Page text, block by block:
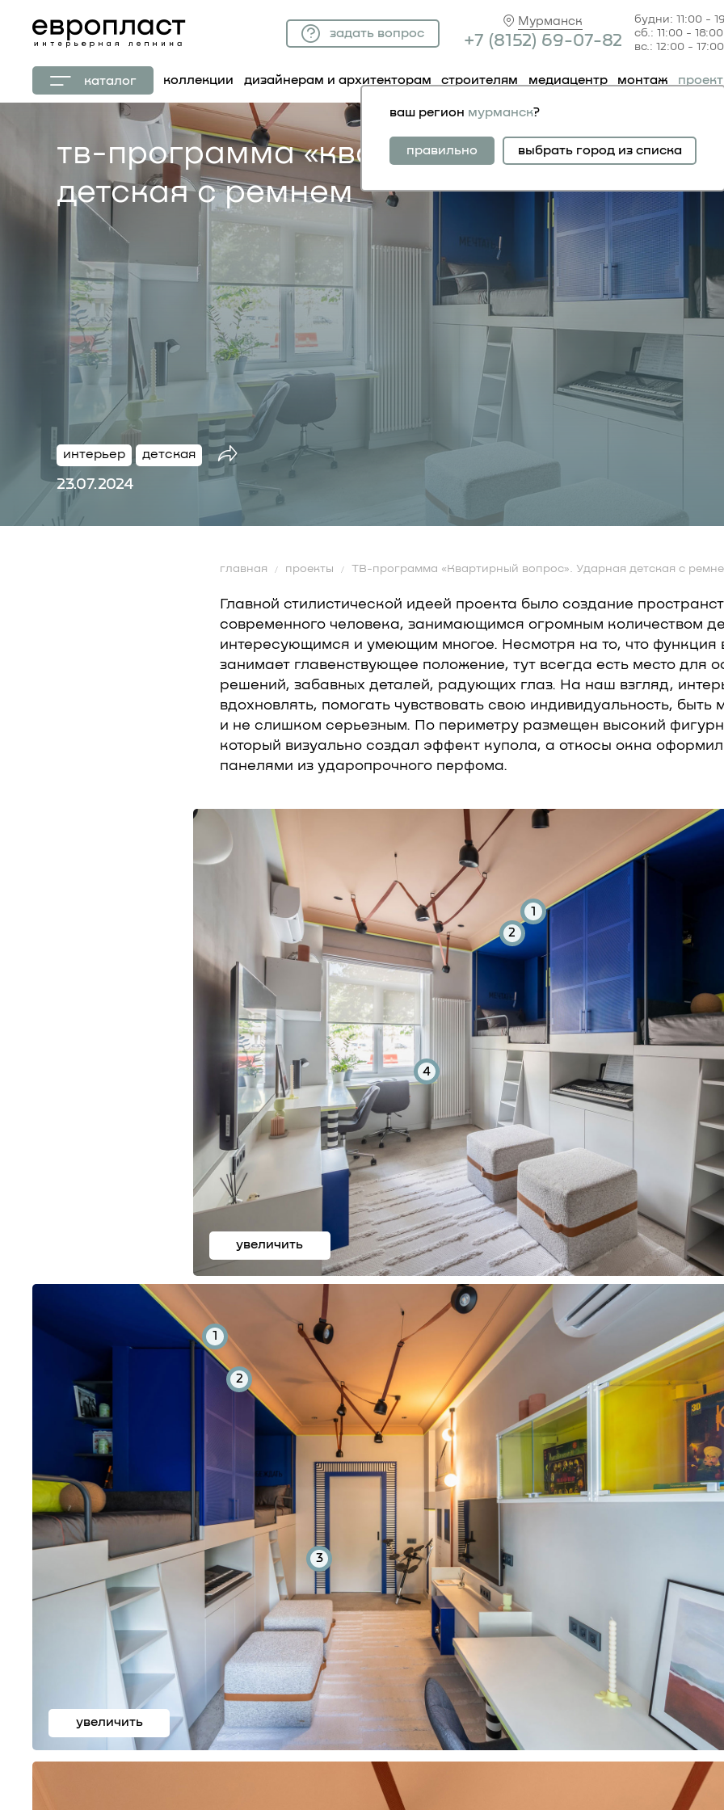
Мурманск
+7 (81 52) 69-07-82
будни: 11:00 -
сб.: 11:00 - 18:00
вс.: 12:00 - 17:00
задать вопрос
каталог коллекции дизайнерам и архитекторам строителям медиацентр монтаж
ваш регион мурманск?
правильно выбрать город из списка
тв-программа «квартирный вопрос».
детская с ремнем
интерьер детская
23.07.2024
главная проекты ТВ-программа «Квартирный вопрос». Ударная детская с
Главной стилистической идеей проекта было создание
современного человека, занимающимся огромным количеством
интересующимся и умеющим многое. Несмотря на то, что функция
занимает главенствующее положение, тут всегда есть место для
решений, забавных деталей, радующих глаз. На наш взгляд,
вдохновлять, помогать чувствовать свою индивидуальность, быть
и не слишком серьезным. По периметру размещен высокий
который визуально создал эффект купола, а откосы окна
панелями из ударопрочного перфома.
1
2
4
увеличить
1
2
3
увеличить